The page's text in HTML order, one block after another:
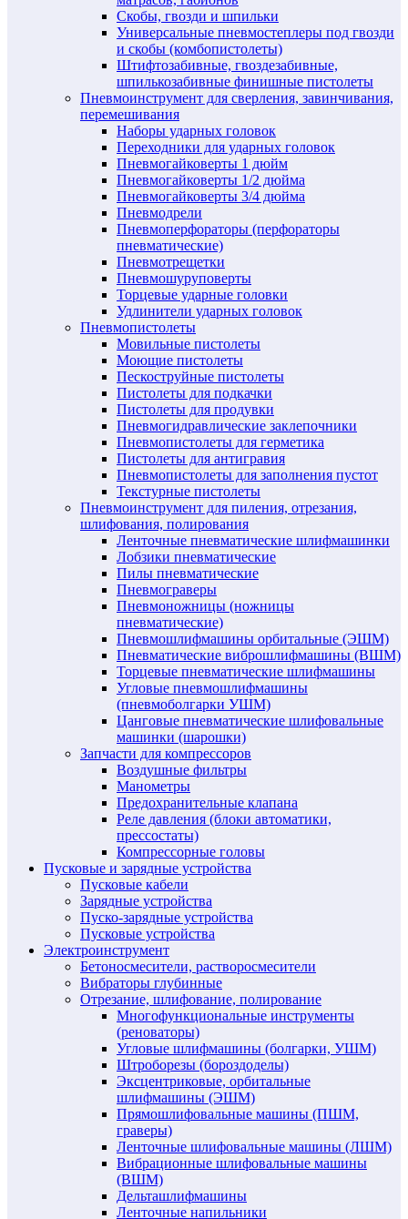
Скобы, гвозди и шпильки
Универсальные пневмостеплеры под гвозди
и скобы (комбопистолеты)
Штифтозабивные, гвоздезабивные,
шпилькозабивные финишные пистолеты
Пневмоинструмент для сверления, завинчивания,
перемешивания
Наборы ударных головок
Переходники для ударных головок
Пневмогайковерты 1 дюйм
Пневмогайковерты 1/2 дюйма
Пневмогайковерты 3/4 дюйма
Пневмодрели
Пневмоперфораторы (перфораторы
пневматические)
Пневмотрещетки
Пневмошуруповерты
Торцевые ударные головки
Удлинители ударных головок
Пневмопистолеты
Мовильные пистолеты
Моющие пистолеты
Пескоструйные пистолеты
Пистолеты для подкачки
Пистолеты для продувки
Пневмогидравлические заклепочники
Пневмопистолеты для герметика
Пистолеты для антигравия
Пневмопистолеты для заполнения пустот
Текстурные пистолеты
Пневмоинструмент для пиления, отрезания,
шлифования, полирования
Ленточные пневматические шлифмашинки
Лобзики пневматические
Пилы пневматические
Пневмограверы
Пневмоножницы (ножницы
пневматические)
Пневмошлифмашины орбитальные (ЭШМ)
Пневматические виброшлифмашины (ВШМ)
Торцевые пневматические шлифмашины
Угловые пневмошлифмашины
(пневмоболгарки УШМ)
Цанговые пневматические шлифовальные
машинки (шарошки)
Запчасти для компрессоров
Воздушные фильтры
Манометры
Предохранительные клапана
Реле давления (блоки автоматики,
прессостаты)
Компрессорные головы
Пусковые и зарядные устройства
Пусковые кабели
Зарядные устройства
Пуско-зарядные устройства
Пусковые устройства
Электроинструмент
Бетоносмесители, растворосмесители
Вибраторы глубинные
Отрезание, шлифование, полирование
Многофункциональные инструменты
(реноваторы)
Угловые шлифмашины (болгарки, УШМ)
Штроборезы (бороздоделы)
Эксцентриковые, орбитальные
шлифмашины (ЭШМ)
Прямошлифовальные машины (ПШМ,
граверы)
Ленточные шлифовальные машины (ЛШМ)
Вибрационные шлифовальные машины
(ВШМ)
Дельташлифмашины
Ленточные напильники